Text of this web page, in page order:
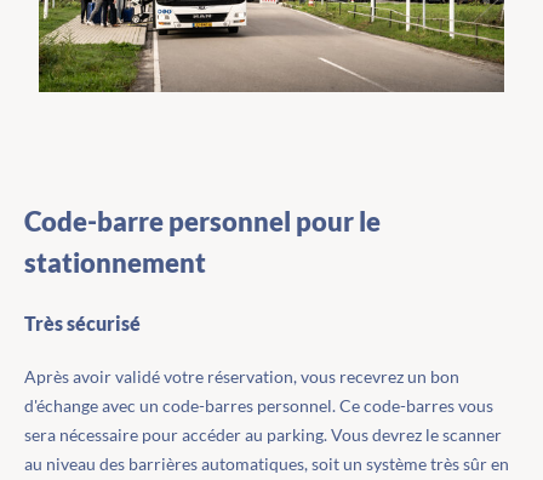
Code-barre personnel pour le
stationnement
Très sécurisé
Après avoir validé votre réservation, vous recevrez un bon
d'échange avec un code-barres personnel. Ce code-barres vous
sera nécessaire pour accéder au parking. Vous devrez le scanner
au niveau des barrières automatiques, soit un système très sûr en